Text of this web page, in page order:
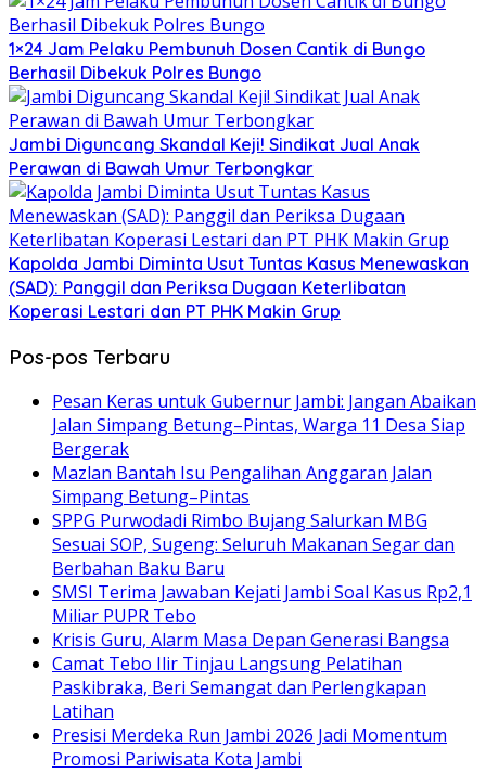
1×24 Jam Pelaku Pembunuh Dosen Cantik di Bungo
Berhasil Dibekuk Polres Bungo
Jambi Diguncang Skandal Keji! Sindikat Jual Anak
Perawan di Bawah Umur Terbongkar
Kapolda Jambi Diminta Usut Tuntas Kasus Menewaskan
(SAD): Panggil dan Periksa Dugaan Keterlibatan
Koperasi Lestari dan PT PHK Makin Grup
Pos-pos Terbaru
Pesan Keras untuk Gubernur Jambi: Jangan Abaikan
Jalan Simpang Betung–Pintas, Warga 11 Desa Siap
Bergerak
Mazlan Bantah Isu Pengalihan Anggaran Jalan
Simpang Betung–Pintas
SPPG Purwodadi Rimbo Bujang Salurkan MBG
Sesuai SOP, Sugeng: Seluruh Makanan Segar dan
Berbahan Baku Baru
SMSI Terima Jawaban Kejati Jambi Soal Kasus Rp2,1
Miliar PUPR Tebo
Krisis Guru, Alarm Masa Depan Generasi Bangsa
Camat Tebo Ilir Tinjau Langsung Pelatihan
Paskibraka, Beri Semangat dan Perlengkapan
Latihan
Presisi Merdeka Run Jambi 2026 Jadi Momentum
Promosi Pariwisata Kota Jambi